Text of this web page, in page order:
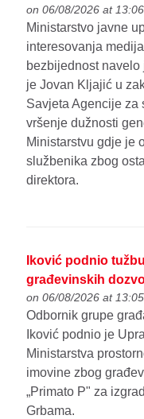
on 06/08/2026 at 13:06
Ministarstvo javne
interesovanja
bezbijednost
je Jovan Kljajić u
Savjeta Agencije za
vršenje dužnosti
Ministarstvu gdje je
službenika zbog
direktora.
Iković podnio
građevinskih
on 06/08/2026 at 13:05
Odbornik grupe
Iković podnio je
Ministarstva
imovine zbog
„Primato P" za
Grbama.